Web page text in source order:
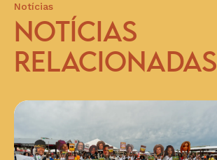
Notícias
NOTÍCIAS
RELACIONADAS